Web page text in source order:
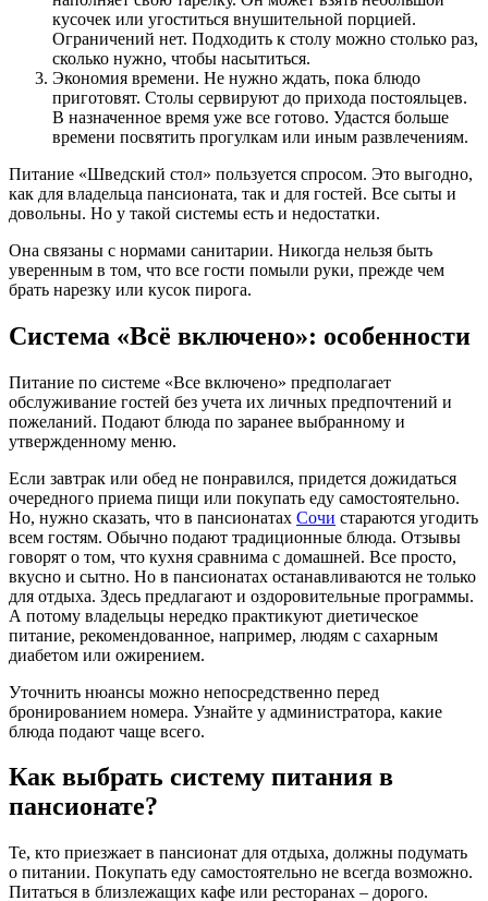
кусочек или угоститься внушительной порцией.
Ограничений нет. Подходить к столу можно столько раз,
сколько нужно, чтобы насытиться.
Экономия времени. Не нужно ждать, пока блюдо
приготовят. Столы сервируют до прихода постояльцев.
В назначенное время уже все готово. Удастся больше
времени посвятить прогулкам или иным развлечениям.
Питание «Шведский стол» пользуется спросом. Это выгодно,
как для владельца пансионата, так и для гостей. Все сыты и
довольны. Но у такой системы есть и недостатки.
Она связаны с нормами санитарии. Никогда нельзя быть
уверенным в том, что все гости помыли руки, прежде чем
брать нарезку или кусок пирога.
Система «Всё включено»: особенности
Питание по системе «Все включено» предполагает
обслуживание гостей без учета их личных предпочтений и
пожеланий. Подают блюда по заранее выбранному и
утвержденному меню.
Если завтрак или обед не понравился, придется дожидаться
очередного приема пищи или покупать еду самостоятельно.
Но, нужно сказать, что в пансионатах Сочи стараются угодить
всем гостям. Обычно подают традиционные блюда. Отзывы
говорят о том, что кухня сравнима с домашней. Все просто,
вкусно и сытно. Но в пансионатах останавливаются не только
для отдыха. Здесь предлагают и оздоровительные программы.
А потому владельцы нередко практикуют диетическое
питание, рекомендованное, например, людям с сахарным
диабетом или ожирением.
Уточнить нюансы можно непосредственно перед
бронированием номера. Узнайте у администратора, какие
блюда подают чаще всего.
Как выбрать систему питания в
пансионате?
Те, кто приезжает в пансионат для отдыха, должны подумать
о питании. Покупать еду самостоятельно не всегда возможно.
Питаться в близлежащих кафе или ресторанах – дорого.